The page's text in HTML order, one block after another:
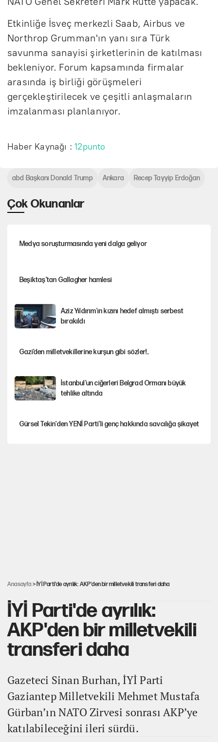
Etkinliğe İsveç merkezli Saab, Airbus ve
Northrop Grumman'ın yanı sıra Türk
savunma sanayisi şirketlerinin de katılması
bekleniyor. Forum kapsamında firmalar
arasında iş birliği görüşmeleri
gerçekleştirilecek ve çeşitli anlaşmaların
imzalanması planlanıyor.
Haber Kaynağı :12punto
Çok Okunanlar
Medya soruşturmasında yeni dalga geliyor
Beşiktaş’tan Gallagher hamlesi
Aziz Yıldırım'ın kızını hedef almıştı serbest
bırakıldı
Gazi’den milletvekillerine kurşun gibi sözler!..
İstanbul’un ciğerleri Belgrad Ormanı büyük
tehlike altında
Gürsel Tekin'den YENİ Parti’li genç hakkında savcılığa şikayet
abd Başkanı Donald Trump Ankara Recep Tayyip Erdoğan
Anasayfa > İYİ Parti'de ayrılık: AKP'den bir milletvekili transferi daha
İYİ Parti'de ayrılık:
AKP'den bir milletvekili
transferi daha
Gazeteci Sinan Burhan, İYİ Parti
Gaziantep Milletvekili Mehmet Mustafa
Gürban’ın NATO Zirvesi sonrası AKP’ye
katılabileceğini ileri sürdü.